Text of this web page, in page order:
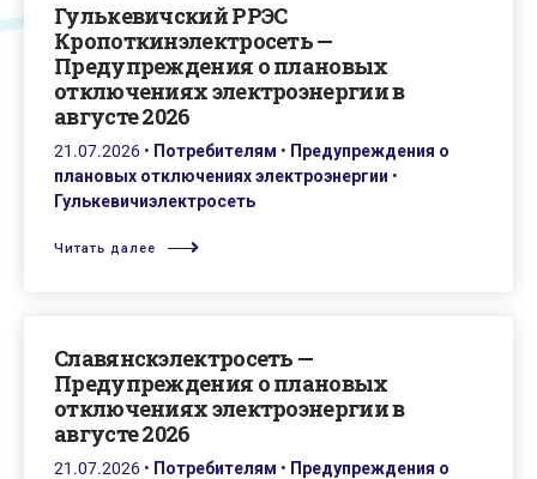
Гулькевичский РРЭС
Кропоткинэлектросеть —
Предупреждения о плановых
отключениях электроэнергии в
августе 2026
21.07.2026 • Потребителям • Предупреждения о
плановых отключениях электроэнергии •
Гулькевичиэлектросеть
Читать далее
Славянскэлектросеть —
Предупреждения о плановых
отключениях электроэнергии в
августе 2026
21.07.2026 • Потребителям • Предупреждения о